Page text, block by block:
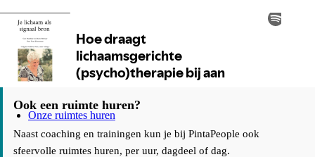
Coaching for expats & professionals in The Hague
Onze ruimtes huren
Ook een ruimte huren?
Naast coaching en trainingen kun je bij PintaPeople ook
sfeervolle ruimtes huren, per uur, dagdeel of dag.